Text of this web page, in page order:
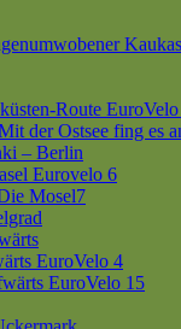
Route
der Ostsee fing es
– Berlin
Eurovelo 6
Mosel7
EuroVelo 4
EuroVelo 15